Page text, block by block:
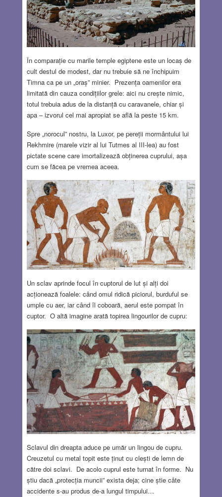
În comparație cu marile temple egiptene este un locaș de
cult destul de modest, dar nu trebuie să ne închipuim
Timna ca pe un „oraș” minier. Prezența oamenilor era
limitată din cauza condițiilor grele: aici nu crește nimic,
totul trebuia adus de la distanță cu caravanele, chiar și
apa – izvorul cel mai apropiat se află la peste 15 km.
Spre „norocul” nostru, la Luxor, pe pereții mormântului lui
Rekhmire (marele vizir al lui Tutmes al III-lea) au fost
pictate scene care imortalizează obținerea cuprului, așa
cum se făcea pe vremea aceea.
Un sclav aprinde focul în cuptorul de lut și alți doi
acționează foalele: când omul ridică piciorul, burduful se
umple cu aer, iar când îl coboară, aerul este pompat în
cuptor. O altă imagine arată topirea lingourilor de cupru:
Sclavul din dreapta aduce pe umăr un lingou de cupru.
Creuzetul cu metal topit este ținut cu clești de lemn de
către doi sclavi. De acolo cuprul este turnat în forme. Nu
știu dacă „protecția muncii” exista deja; cine știe câte
accidente s-au produs de-a lungul timpului…